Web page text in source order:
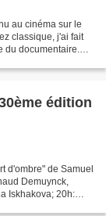
au cinéma sur le
classique, j'ai fait
du documentaire.
édition
d'ombre" de Samuel
Demuynck,
Iskhakova; 20h: